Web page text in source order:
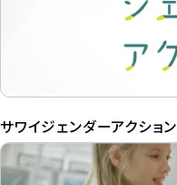
サワイジェンダーアクション